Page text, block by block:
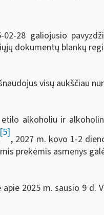
02-28 galiojusio
dokumentų blankų
visų aukščiau
alkoholiu ir
[5]
, 2027 m. kovo 1-2
prekėmis asmenys
2025 m. sausio 9 d.